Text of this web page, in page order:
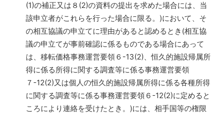
(1)の補正又は８(2)の資料の提出を求めた場合には、当
該申立者がこれらを行った場合に限る。)において、そ
の相互協議の申立てに理由があると認めるとき(相互協
議の申立てが事前確認に係るものである場合にあって
は、移転価格事務運営要領６-13(2)、恒久的施設帰属所
得に係る所得に関する調査等に係る事務運営要領
７-12(2)又は個人の恒久的施設帰属所得に係る各種所得
に関する調査等に係る事務運営要領６-12(2)に定めると
ころにより連絡を受けたとき。)には、相手国等の権限